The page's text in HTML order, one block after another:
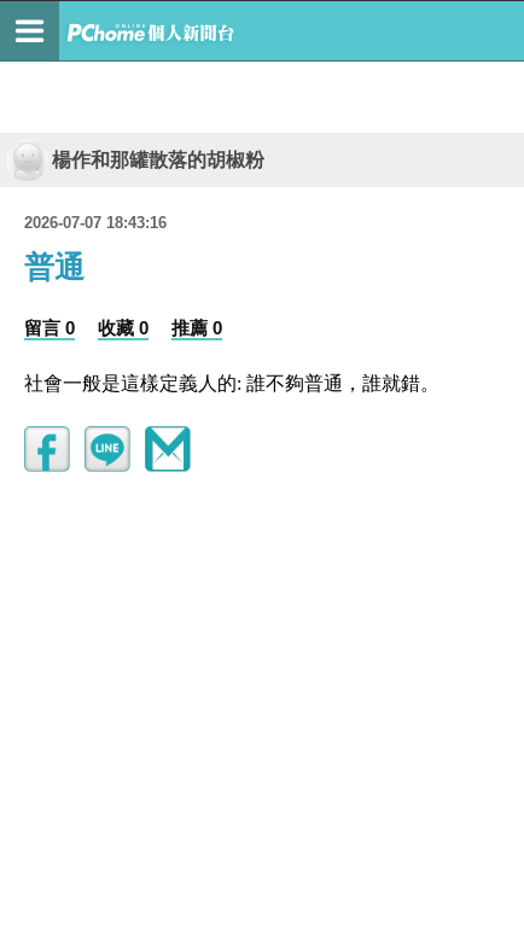
楊作和那罐散落的胡椒粉
2026-07-07 18:43:16
普通
留言 0 收藏 0 推薦 0
社會一般是這樣定義人的: 誰不夠普通，誰就錯。